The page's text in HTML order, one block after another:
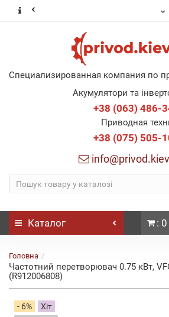
Специализированная компания по
Акумулятори та
+38 (063) 486-
Приводная
+38 (075) 505-
Каталог : 0
Головна
Частотний перетворювач 0.75 кВт,
(R912006808)
- 6%
Хіт